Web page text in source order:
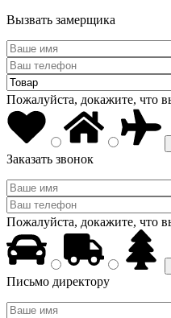
Вызвать замерщика
Пожалуйста, докажите, что
Заказать звонок
Пожалуйста, докажите, что
Письмо директору